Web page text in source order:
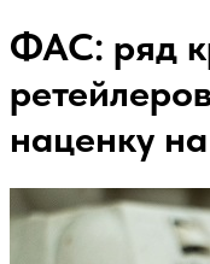
ФАС: ряд
наценку